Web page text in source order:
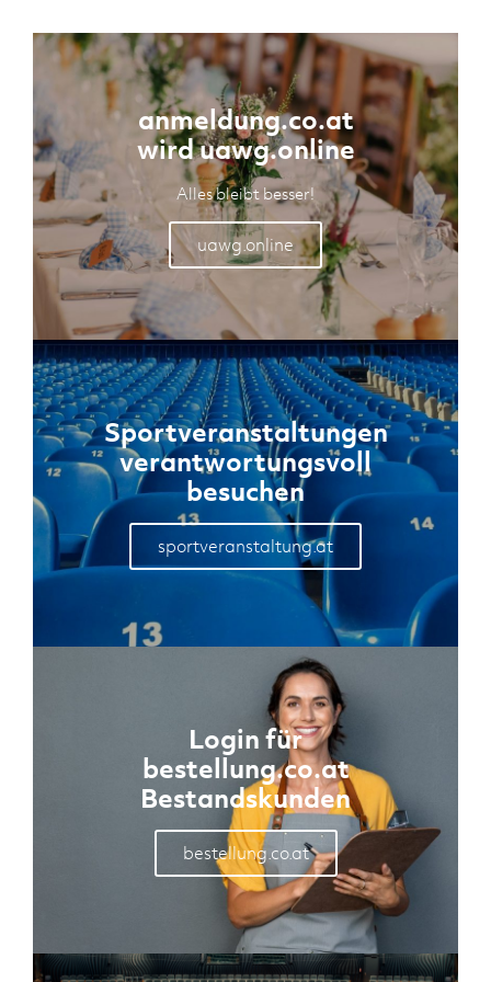
anmeldung.co.at
wird uawg.online
Alles bleibt besser!
uawg.online
Sportveranstaltungen
verantwortungsvoll
besuchen
sportveranstaltung.at
Login für
bestellung.co.at
Bestandskunden
bestellung.co.at